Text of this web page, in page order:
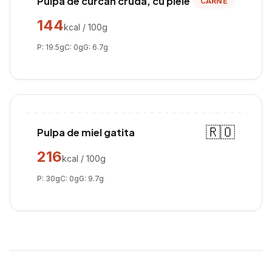
144kcal / 100g
P: 19.5gC: 0gG: 6.7g
Pulpa de miel gatita
🇷🇴
216kcal / 100g
P: 30gC: 0gG: 9.7g